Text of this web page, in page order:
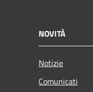
NOVITÀ
Notizie
Comunicati